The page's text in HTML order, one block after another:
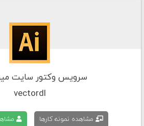
سرویس وکتور سایت
vectordl
مشاهده نمونه کارها